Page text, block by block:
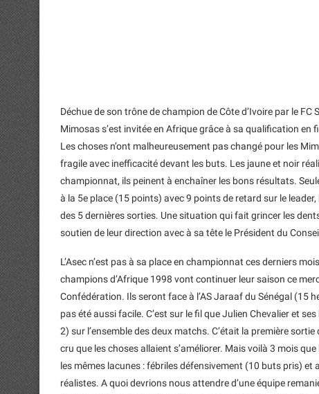
Déchue de son trône de champion de Côte d’Ivoire par le
Mimosas s’est invitée en Afrique grâce à sa qualification
Les choses n’ont malheureusement pas changé pour les
fragile avec inefficacité devant les buts. Les jaune et noir
championnat, ils peinent à enchaîner les bons résultats.
à la 5e place (15 points) avec 9 points de retard sur le
des 5 dernières sorties. Une situation qui fait grincer les
soutien de leur direction avec à sa tête le Président du
L’Asec n’est pas à sa place en championnat ces derniers
champions d’Afrique 1998 vont continuer leur saison ce
Confédération. Ils seront face à l’AS Jaraaf du Sénégal (15
pas été aussi facile. C’est sur le fil que Julien Chevalier et
2) sur l’ensemble des deux matchs. C’était la première
cru que les choses allaient s’améliorer. Mais voilà 3 mois
les mêmes lacunes : fébriles défensivement (10 buts pris)
réalistes. A quoi devrions nous attendre d’une équipe